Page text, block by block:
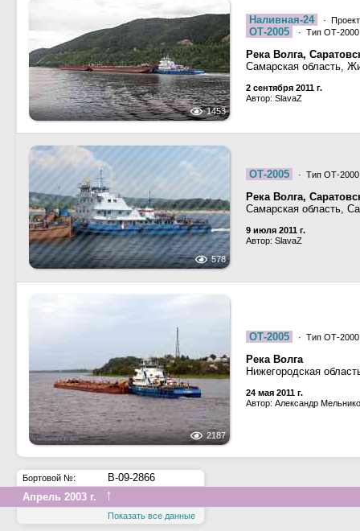
1453
Наливная-24 ·
ОТ-2005 · Тип ОТ-
Река Волга,
Самарская область,
2 сентября 2011 г.
Автор: SlavaZ
578
ОТ-2005 · Тип ОТ-
Река Волга,
Самарская область,
9 июля 2011 г.
Автор: SlavaZ
2187
ОТ-2005 · Тип ОТ-
Река Волга
Нижегородская
24 мая 2011 г.
Автор: Александр
Бортовой №:
В-09-2866
Апрель 2003 г.
↑
Показать все данные